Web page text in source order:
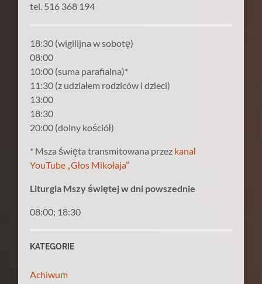
tel. 516 368 194
18:30 (wigilijna w sobotę)
08:00
10:00 (suma parafialna)*
11:30 (z udziałem rodziców i dzieci)
13:00
18:30
20:00 (dolny kościół)
* Msza święta transmitowana przez kanał
YouTube „Głos Mikołaja”
Liturgia Mszy świętej w dni powszednie
08:00; 18:30
KATEGORIE
Achiwum